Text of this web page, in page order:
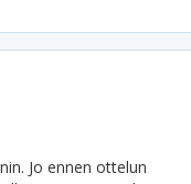
Jo ennen ottelun